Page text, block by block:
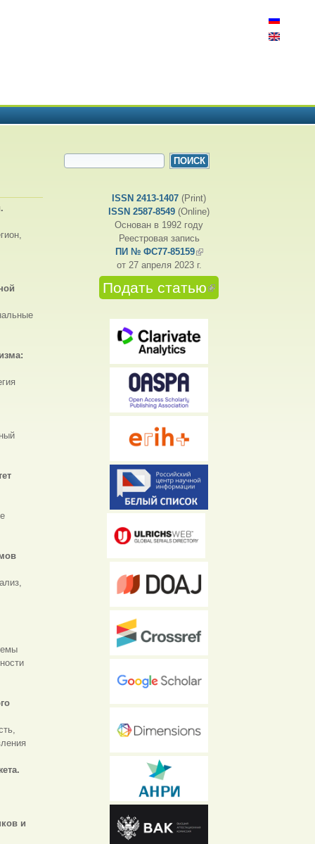
и
ФОРМА ПОИСКА
ISSN 2413-1407 (Print)
ISSN 2587-8549 (Online)
Основан в 1992 году
Реестровая запись
ПИ № ФС77-85159(внешняя ссылка)
от 27 апреля 2023 г.
Подать статью